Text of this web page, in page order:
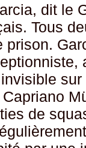
dit le
Tous
prison.
de